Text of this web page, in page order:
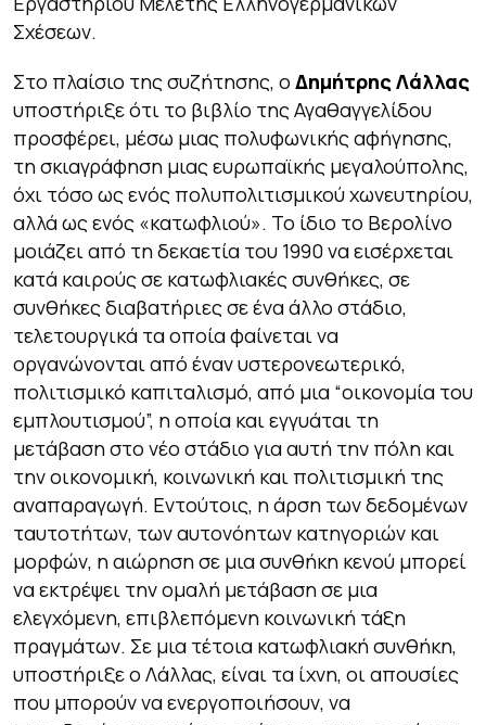
Σχέσεων.
Στο πλαίσιο της συζήτησης, ο Δημήτρης Λάλλας
υποστήριξε ότι το βιβλίο της Αγαθαγγελίδου
προσφέρει, μέσω μιας πολυφωνικής αφήγησης,
τη σκιαγράφηση μιας ευρωπαϊκής μεγαλούπολης,
όχι τόσο ως ενός πολυπολιτισμικού χωνευτηρίου,
αλλά ως ενός «κατωφλιού». Το ίδιο το Βερολίνο
μοιάζει από τη δεκαετία του 1990 να εισέρχεται
κατά καιρούς σε κατωφλιακές συνθήκες, σε
συνθήκες διαβατήριες σε ένα άλλο στάδιο,
τελετουργικά τα οποία φαίνεται να
οργανώνονται από έναν υστερονεωτερικό,
πολιτισμικό καπιταλισμό, από μια “οικονομία του
εμπλουτισμού”, η οποία και εγγυάται τη
μετάβαση στο νέο στάδιο για αυτή την πόλη και
την οικονομική, κοινωνική και πολιτισμική της
αναπαραγωγή. Εντούτοις, η άρση των δεδομένων
ταυτοτήτων, των αυτονόητων κατηγοριών και
μορφών, η αιώρηση σε μια συνθήκη κενού μπορεί
να εκτρέψει την ομαλή μετάβαση σε μια
ελεγχόμενη, επιβλεπόμενη κοινωνική τάξη
πραγμάτων. Σε μια τέτοια κατωφλιακή συνθήκη,
υποστήριξε ο Λάλλας, είναι τα ίχνη, οι απουσίες
που μπορούν να ενεργοποιήσουν, να